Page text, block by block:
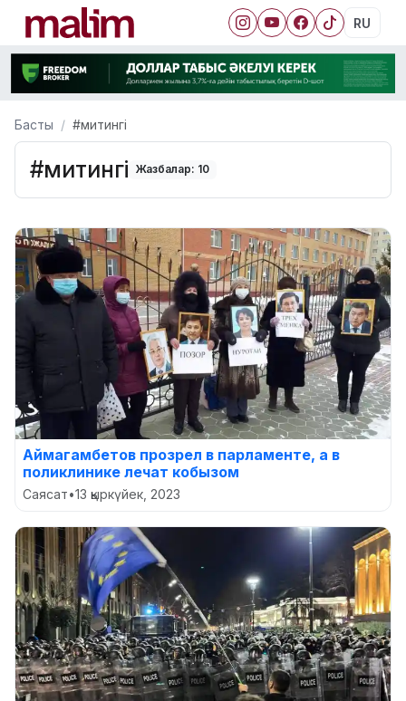
RU
Басты #митингі
#митингі Жазбалар: 10
Аймагамбетов прозрел в парламенте, а в
поликлинике лечат кобызом
Саясат•13 қыркүйек, 2023